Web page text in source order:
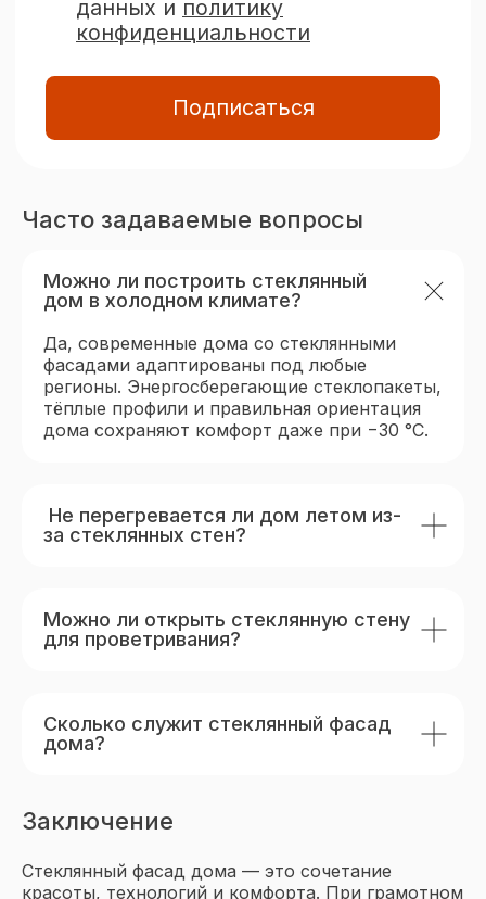
Часто задаваемые вопросы
Можно ли построить стеклянный
дом в холодном климате?
Да, современные дома со стеклянными
фасадами адаптированы под любые
регионы. Энергосберегающие стеклопакеты,
тёплые профили и правильная ориентация
дома сохраняют комфорт даже при −30 °C.
Не перегревается ли дом летом из-
за стеклянных стен?
Можно ли открыть стеклянную стену
для проветривания?
Сколько служит стеклянный фасад
дома?
Заключение
Стеклянный фасад дома — это сочетание
красоты, технологий и комфорта. При грамотном
+7 (3452) 53-03-73
ул. Мельникайте, 92
Окна
Остекление домов и коттеджей
Политика конфиденциальности